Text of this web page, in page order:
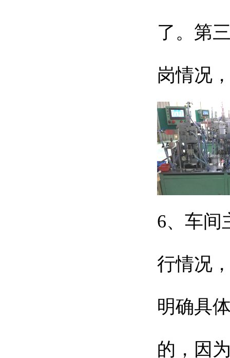
了。第
岗情况
6、车间
行情况
明确具
的，因